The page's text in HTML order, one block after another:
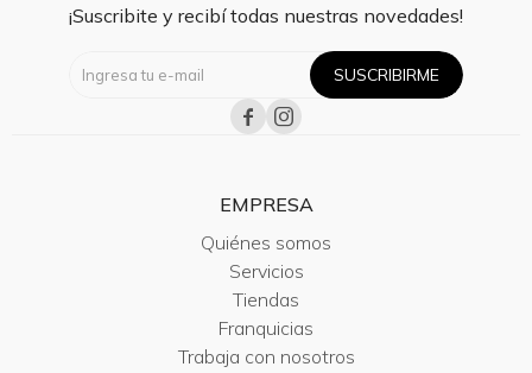
¡Suscribite y recibí todas nuestras novedades!
SUSCRIBIRME
 
EMPRESA
Quiénes somos
Servicios
Tiendas
Franquicias
Trabaja con nosotros